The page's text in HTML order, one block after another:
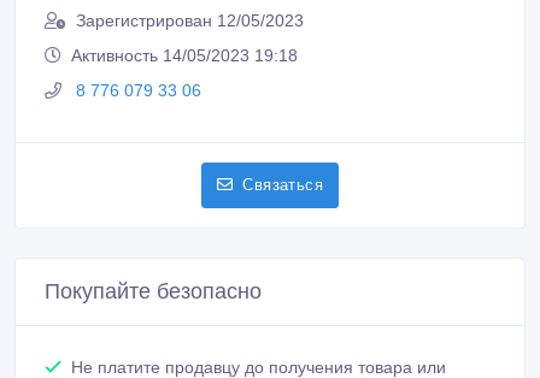
Зарегистрирован 12/05/2023
Активность 14/05/2023 19:18
8 776 079 33 06
Связаться
Покупайте безопасно
Не платите продавцу до получения товара или